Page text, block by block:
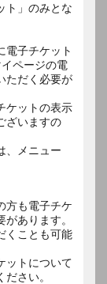
ト」のみとな
電子チケット
ページの電
ただく必要が
ケットの表示
ざいますの
、メニュー
方も電子チケ
あります。
くことも可能
ットについて
さい。